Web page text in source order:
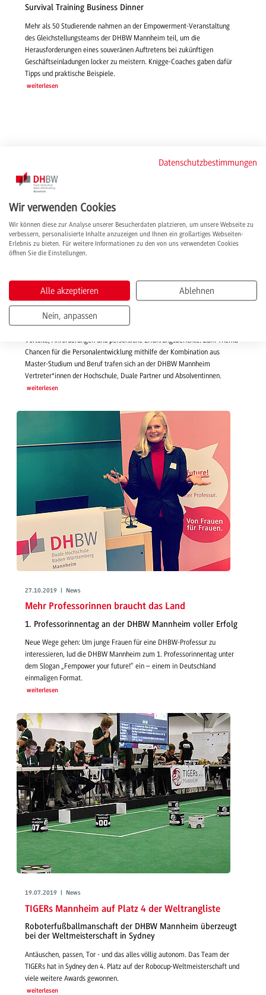
Survival Training Business Dinner
Mehr als 50 Studierende nahmen an der Empowerment-Veranstaltung
des Gleichstellungsteams der DHBW Mannheim teil, um die
Herausforderungen eines souveränen Auftretens bei zukünftigen
Geschäftseinladungen locker zu meistern. Knigge-Coaches gaben dafür
Tipps und praktische Beispiele.
weiterlesen
08.11.2019 | News
DHBW-Master-Informationsveranstaltung
Erfolgreicher Austausch mit Dualen Partnern
Vorteile, Anforderungen und persönliche Erfahrungsberichte. Zum Thema
Chancen für die Personalentwicklung mithilfe der Kombination aus
Master-Studium und Beruf trafen sich an der DHBW Mannheim
Vertreter*innen der Hochschule, Duale Partner und Absolventinnen.
weiterlesen
27.10.2019 | News
Mehr Professorinnen braucht das Land
1. Professorinnentag an der DHBW Mannheim voller Erfolg
Neue Wege gehen: Um junge Frauen für eine DHBW-Professur zu
interessieren, lud die DHBW Mannheim zum 1. Professorinnentag unter
dem Slogan „Fempower your future!“ ein – einem in Deutschland
einmaligen Format.
weiterlesen
19.07.2019 | News
TIGERs Mannheim auf Platz 4 der Weltrangliste
Roboterfußballmanschaft der DHBW Mannheim überzeugt
bei der Weltmeisterschaft in Sydney
Antäuschen, passen, Tor - und das alles völlig autonom. Das Team der
TIGERs hat in Sydney den 4. Platz auf der Robocup-Weltmeisterschaft und
viele weitere Awards gewonnen.
weiterlesen
Datenschutzbestimmungen
Wir verwenden Cookies
Wir können diese zur Analyse unserer Besucherdaten platzieren, um unsere Webseite zu
verbessern, personalisierte Inhalte anzuzeigen und Ihnen ein großartiges Webseiten-
Erlebnis zu bieten. Für weitere Informationen zu den von uns verwendeten Cookies
öffnen Sie die Einstellungen.
Alle akzeptieren Ablehnen
Nein, anpassen